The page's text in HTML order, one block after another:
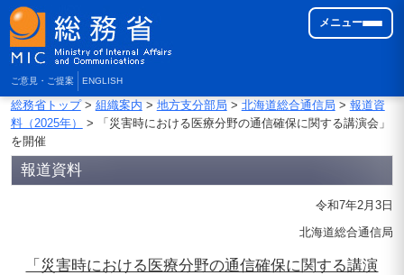
ご意見・ご提案 ENGLISH
メニュー
総務省トップ> 組織案内 > 地方支分部局 > 北海道総合通信局 > 報道資
料（2025年）
> 「災害時における医療分野の通信確保に関する講演会」
を開催
報道資料
令和7年2月3日
北海道総合通信局
「災害時における医療分野の通信確保に関する講演